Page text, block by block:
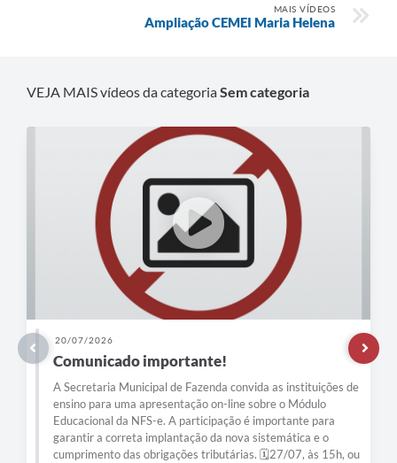
MAIS VÍDEOS
Ampliação CEMEI Maria Helena
VEJA MAIS vídeos da categoriaSem categoria
20/07/2026
Comunicado importante!
A Secretaria Municipal de Fazenda convida as instituições de
ensino para uma apresentação on-line sobre o Módulo
Educacional da NFS-e. A participação é importante para
garantir a correta implantação da nova sistemática e o
cumprimento das obrigações tributárias. 🗓️27/07, às 15h, ou